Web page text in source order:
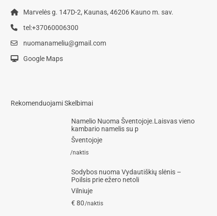
Marvelės g. 147D-2, Kaunas, 46206 Kauno m. sav.
tel:+37060006300
nuomanameliu@gmail.com
Google Maps
Rekomenduojami Skelbimai
Namelio Nuoma Šventojoje.Laisvas vieno
kambario namelis su p
Šventojoje
/naktis
Sodybos nuoma Vydautiškių slėnis –
Poilsis prie ežero netoli
Vilniuje
€ 80/naktis